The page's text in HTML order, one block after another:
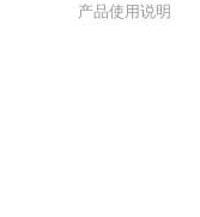
产品使用说明